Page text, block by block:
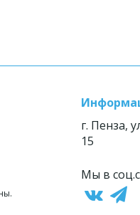
г. Пенза,
15
Мы в